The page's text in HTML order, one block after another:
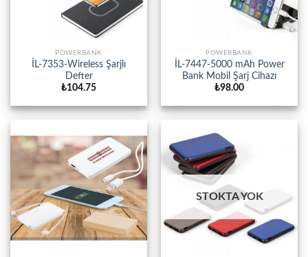
POWERBANK
İL-7353-Wireless Şarjlı
Defter
₺104.75
POWERBANK
İL-7447-5000 mAh Power
Bank Mobil Şarj Cihazı
₺98.00
STOKTA YOK